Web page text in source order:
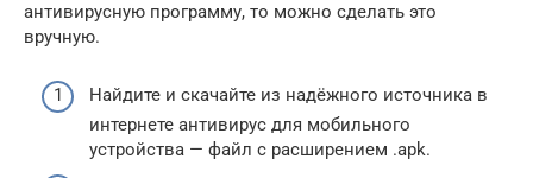
антивирусную программу, то можно сделать это
вручную.
Найдите и скачайте из надёжного источника в
интернете антивирус для мобильного
устройства — файл с расширением .apk.